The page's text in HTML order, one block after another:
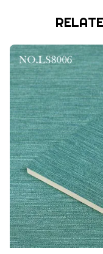
Deep Emboss With
Function:
Fireproof, Heat
Material:
Stone Plastic
Style:
Morden
High Light:
Höghållfast SPC
Marmorfinish Sten
ursprungsland:
China